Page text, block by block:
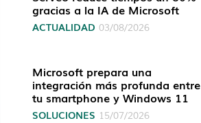
gracias a la IA de Microsoft
ACTUALIDAD 03/08/2026
Microsoft prepara una
integración más profunda entre
tu smartphone y Windows 11
SOLUCIONES 15/07/2026